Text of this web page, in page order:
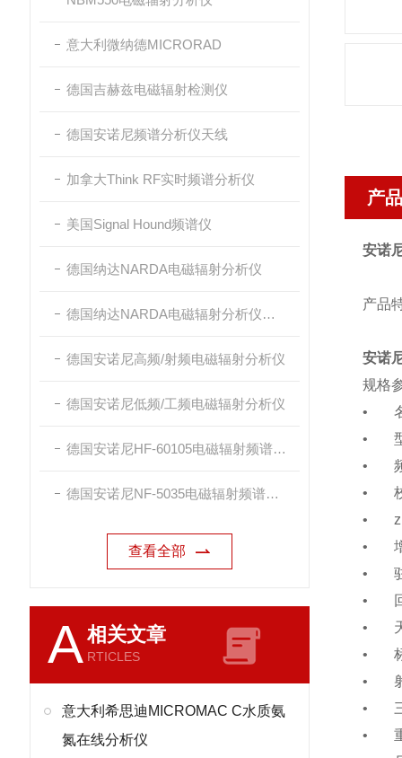
意大利微纳德MICRORAD
德国吉赫兹电磁辐射检测仪
德国安诺尼频谱分析仪天线
加拿大Think RF实时频谱分析仪
美国Signal Hound频谱仪
德国纳达NARDA电磁辐射分析仪
德国纳达NARDA电磁辐射分析仪探头
德国安诺尼高频/射频电磁辐射分析仪
德国安诺尼低频/工频电磁辐射分析仪
德国安诺尼HF-60105电磁辐射频谱分析仪
德国安诺尼NF-5035电磁辐射频谱分析仪
查看全部
A相关文章
RTICLES
意大利希思迪MICROMAC C水质氨
氮在线分析仪
产
安诺
产品
安诺
规格
•
•
•
•
•
•
•
•
•
•
•
•
•